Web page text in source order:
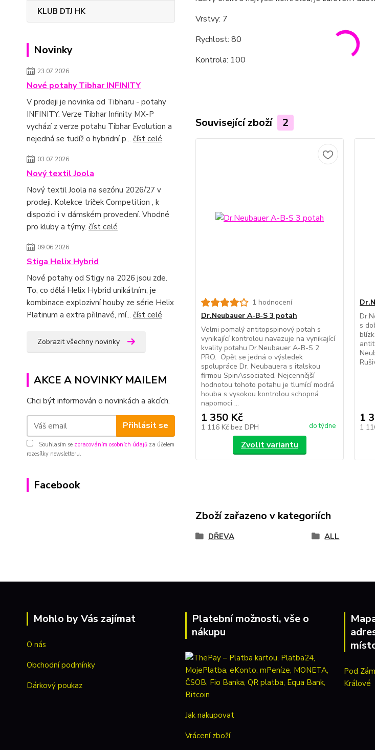
KLUB DTJ HK
Novinky
23.07.2026
Nové potahy Tibhar INFINITY
V prodeji je novinka od Tibharu - potahy
INFINITY. Verze Tibhar Infinity MX-P
vychází z verze potahu Tibhar Evolution a
nejedná se tudíž o hybridní p... číst celé
03.07.2026
Nový textil Joola
Nový textil Joola na sezónu 2026/27 v
prodeji. Kolekce triček Competition , k
dispozici i v dámském provedení. Vhodné
pro kluby a týmy. číst celé
09.06.2026
Stiga Helix Hybrid
Nové potahy od Stigy na 2026 jsou zde.
To, co dělá Helix Hybrid unikátním, je
kombinace explozivní houby ze série Helix
Platinum a extra přilnavé, mí... číst celé
Zobrazit všechny novinky
AKCE A NOVINKY MAILEM
Chci být informován o novinkách a akcích.
Přihlásit se
Souhlasím se zpracováním osobních údajů za účelem
rozesílky newsletteru.
Facebook
Vrstvy: 7
Rychlost: 80
Kontrola: 100
Související zboží 2
1 hodnocení
Dr.Neubauer A-B-S 3 potah
Velmi pomalý antitopspinový potah s
vynikající kontrolou navazuje na vynikající
kvality potahu Dr.Neubauer A-B-S 2
PRO. Opět se jedná o výsledek
spolupráce Dr. Neubauera s italskou
firmou SpinAssociated. Nejcennější
hodnotou tohoto potahu je tlumící modrá
houba s vysokou kontrolou schopná
napomoci ...
1 350 Kč
1 116 Kč bez DPH do týdne
Zvolit variantu
s
1
1
Zboží zařazeno v kategoriích
DŘEVA ALL
Mohlo by Vás zajímat
O nás
Obchodní podmínky
Dárkový poukaz
Platební možnosti, vše o
nákupu
Jak nakupovat
Vrácení zboží
Pod
Králové